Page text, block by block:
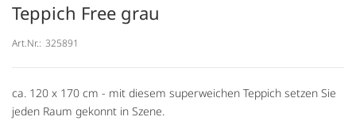
Teppich Free grau
Art.Nr.: 325891
ca. 120 x 170 cm - mit diesem superweichen Teppich setzen Sie
jeden Raum gekonnt in Szene.